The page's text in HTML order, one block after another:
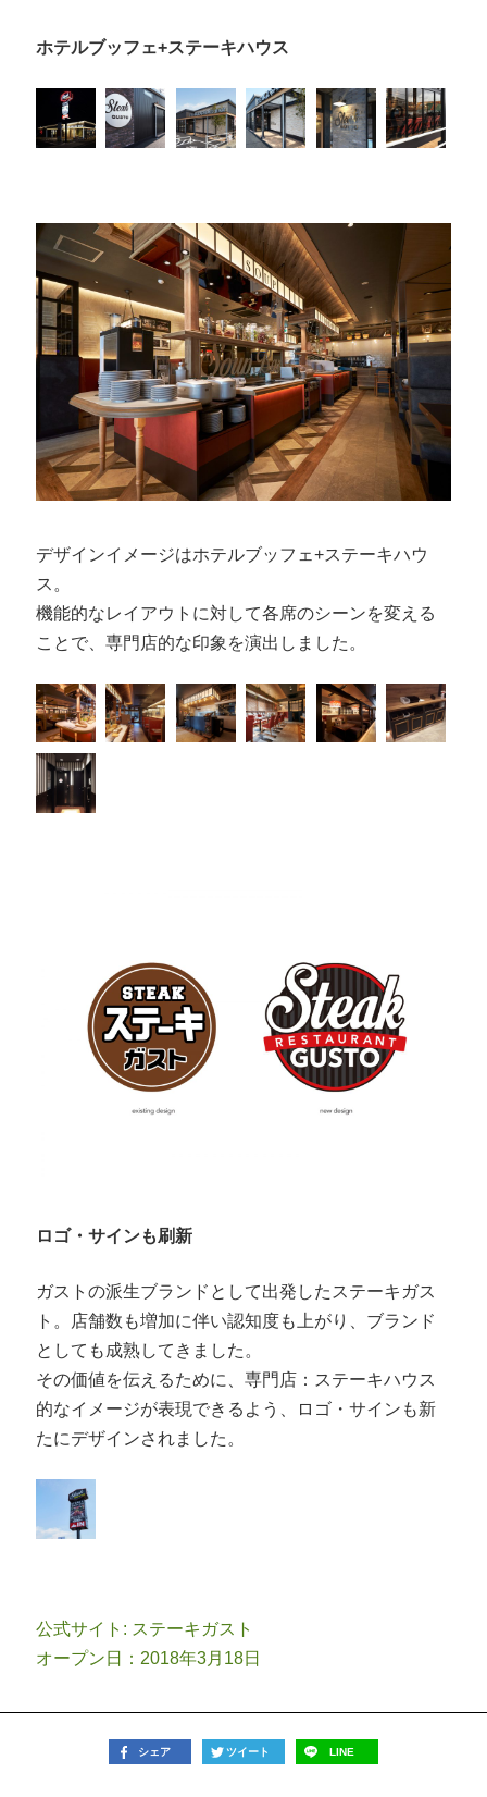
ホテルブッフェ+ステーキハウス
デザインイメージはホテルブッフェ+ステーキハウ
ス。
機能的なレイアウトに対して各席のシーンを変える
ことで、専門店的な印象を演出しました。
ロゴ・サインも刷新
ガストの派生ブランドとして出発したステーキガス
ト。店舗数も増加に伴い認知度も上がり、ブランド
としても成熟してきました。
その価値を伝えるために、専門店：ステーキハウス
的なイメージが表現できるよう、ロゴ・サインも新
たにデザインされました。
公式サイト: ステーキガスト
オープン日：2018年3月18日
シェア ツイート LINE